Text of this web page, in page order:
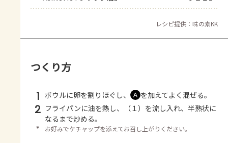
レシピ提供：味の素KK
つくり方
1 ボウルに卵を割りほぐし、 Ａ を加えてよく混ぜる。
2 フライパンに油を熱し、（１）を流し入れ、半熟状に
なるまで炒める。
＊ お好みでケチャップを添えてお召し上がりください。